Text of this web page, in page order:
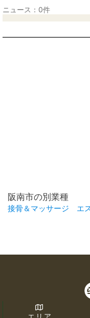
ニュース：0件
阪南市の別業種
接骨＆マッサージ エ
エリア